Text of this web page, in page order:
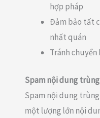
hợp pháp
Đảm bảo tất
nhất quán
Tránh
Spam nội dung
Spam nội dung
một lượng lớn nội